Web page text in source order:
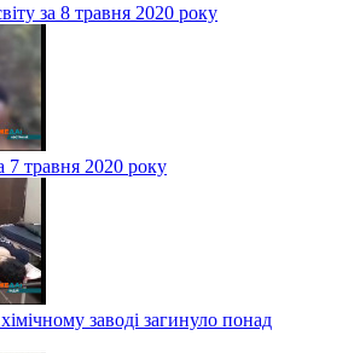
за 8 травня 2020 року
7 травня 2020 року
заводі загинуло понад